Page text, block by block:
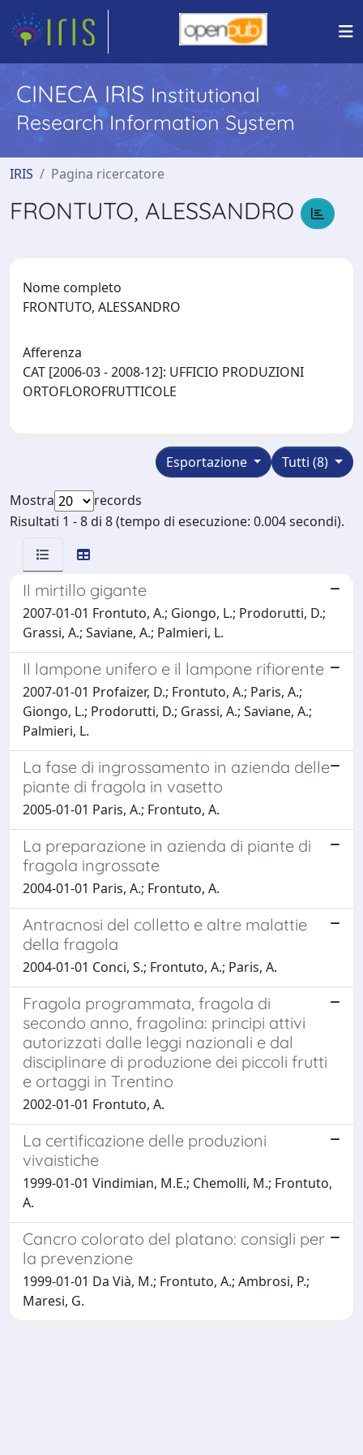
CINECA IRIS Institutional
Research Information System
IRIS Pagina ricercatore
FRONTUTO, ALESSANDRO
Nome completo
FRONTUTO, ALESSANDRO
Afferenza
CAT [2006-03 - 2008-12]: UFFICIO PRODUZIONI
ORTOFLOROFRUTTICOLE
Tutti (8)
Esportazione
Mostra
records
Risultati 1 - 8 di 8 (tempo di esecuzione: 0.004 secondi).
Il mirtillo gigante
2007-01-01 Frontuto, A.; Giongo, L.; Prodorutti, D.;
Grassi, A.; Saviane, A.; Palmieri, L.
Il lampone unifero e il lampone rifiorente
2007-01-01 Profaizer, D.; Frontuto, A.; Paris, A.;
Giongo, L.; Prodorutti, D.; Grassi, A.; Saviane, A.;
Palmieri, L.
La fase di ingrossamento in azienda delle
piante di fragola in vasetto
2005-01-01 Paris, A.; Frontuto, A.
La preparazione in azienda di piante di
fragola ingrossate
2004-01-01 Paris, A.; Frontuto, A.
Antracnosi del colletto e altre malattie
della fragola
2004-01-01 Conci, S.; Frontuto, A.; Paris, A.
Fragola programmata, fragola di
secondo anno, fragolina: principi attivi
autorizzati dalle leggi nazionali e dal
disciplinare di produzione dei piccoli frutti
e ortaggi in Trentino
2002-01-01 Frontuto, A.
La certificazione delle produzioni
vivaistiche
1999-01-01 Vindimian, M.E.; Chemolli, M.; Frontuto,
A.
Cancro colorato del platano: consigli per
la prevenzione
1999-01-01 Da Vià, M.; Frontuto, A.; Ambrosi, P.;
Maresi, G.